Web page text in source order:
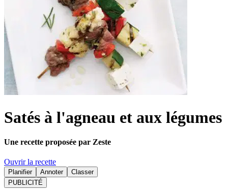
Satés à l'agneau et aux légumes
Une recette proposée par Zeste
Ouvrir la recette
Planifier Annoter
Classer
PUBLICITÉ